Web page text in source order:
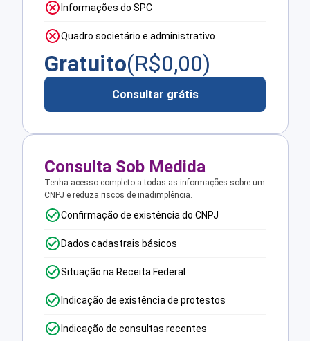
Informações do SPC
Quadro societário e administrativo
Gratuito(R$0,00)
Consultar grátis
Consulta Sob Medida
Tenha acesso completo a todas as informações sobre um
CNPJ e reduza riscos de inadimplência.
Confirmação de existência do CNPJ
Dados cadastrais básicos
Situação na Receita Federal
Indicação de existência de protestos
Indicação de consultas recentes